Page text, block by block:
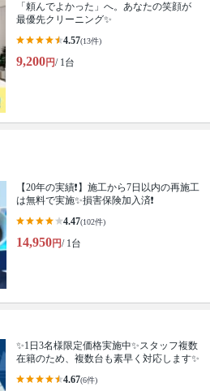
「頼んでよかった」へ。あなたの笑顔が
最優先クリーニング✨
4.57(13件)
9,200円/ 1台
【20年の実績❗️】施工から7日以内の再施工
は無料で実施✨損害保険加入済❗️
4.47(102件)
14,950円/ 1台
✨1日3名様限定価格実施中✨スタッフ複数
在籍のため、複数台も素早く対応します✨
4.67(6件)